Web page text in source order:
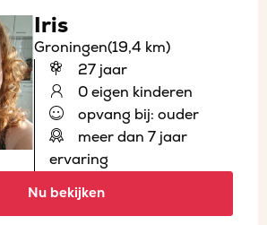
Iris
Groningen(19,4 km)
27 jaar
0 eigen kinderen
opvang bij: ouder
meer dan 7 jaar
ervaring
Nu bekijken